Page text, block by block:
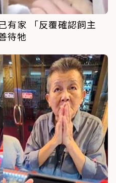
有家 「反覆確認飼主
待牠